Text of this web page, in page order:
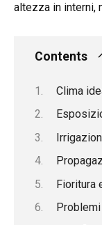
altezza in interni,
Contents
Clima
Fioritura